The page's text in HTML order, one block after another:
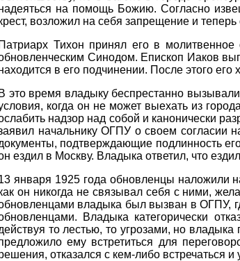
на помощь Божию. Согласно
возложил на себя запрещение и
Патриарх Тихон принял его в
Синодом. Епископ Иаков
в его подчинении. После этого
В это время владыку беспрестанно
когда он не может выехать из
надзор над собой и канонически
начальнику ОГПУ о своем согласии
подтверждающие подлинность
ездил в Москву. Владыка ответил, что
января 1925 года обновленцы наложили
он никогда не связывал себя с ними,
владыка был вызван в ОГПУ,
Владыка категорически
то лестью, то угрозами, но
ему встретиться для
отказался с кем-либо встречаться